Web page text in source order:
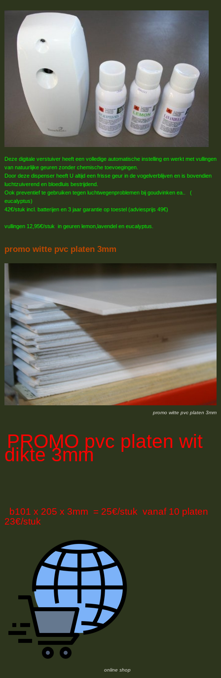
Deze digitale verstuiver heeft een volledige automatische instelling en werkt met vullingen
van natuurlijke geuren zonder chemische toevoegingen.
Door deze dispenser heeft U altijd een frisse geur in de vogelverblijven en is bovendien
luchtzuiverend en bloedluis bestrijdend.
Ook preventief te gebruiken tegen luchtwegenproblemen bij goudvinken ea.. (
eucalyptus)
42€/stuk incl. batterijen en 3 jaar garantie op toestel (adviesprijs 49€)
vullingen 12,95€/stuk in geuren lemon,lavendel en eucalyptus.
promo witte pvc platen 3mm
promo witte pvc platen 3mm
PROMO pvc platen wit
dikte 3mm
b101 x 205 x 3mm = 25€/stuk vanaf 10 platen
23€/stuk
online shop